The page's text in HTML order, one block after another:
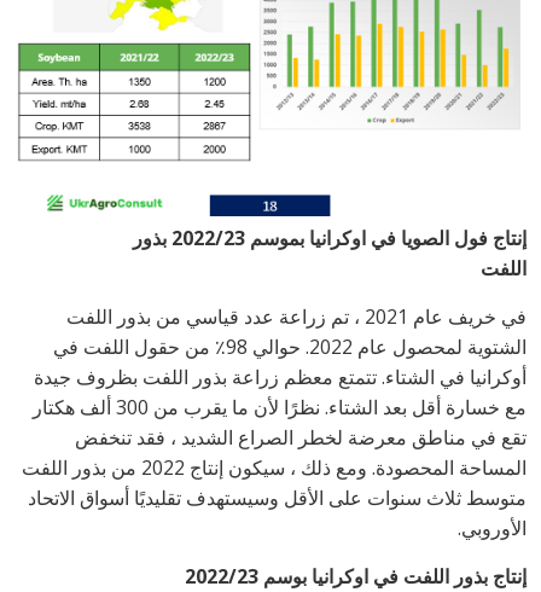
إنتاج فول الصويا في اوكرانيا بموسم 2022/23
بذور
اللفت
في خريف عام 2021 ، تم زراعة عدد قياسي من بذور اللفت
الشتوية لمحصول عام 2022. حوالي 98٪ من حقول اللفت في
أوكرانيا في الشتاء. تتمتع معظم زراعة بذور اللفت بظروف جيدة
مع خسارة أقل بعد الشتاء. نظرًا لأن ما يقرب من 300 ألف هكتار
تقع في مناطق معرضة لخطر الصراع الشديد ، فقد تنخفض
المساحة المحصودة. ومع ذلك ، سيكون إنتاج 2022 من بذور اللفت
متوسط ​​ثلاث سنوات على الأقل وسيستهدف تقليديًا أسواق الاتحاد
الأوروبي.
إنتاج بذور اللفت في اوكرانيا بوسم 2022/23